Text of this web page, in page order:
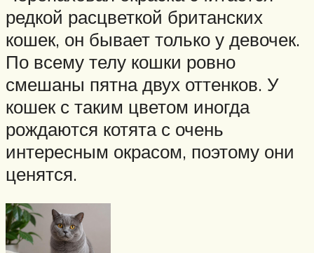
редкой расцветкой британских
кошек, он бывает только у девочек.
По всему телу кошки ровно
смешаны пятна двух оттенков. У
кошек с таким цветом иногда
рождаются котята с очень
интересным окрасом, поэтому они
ценятся.